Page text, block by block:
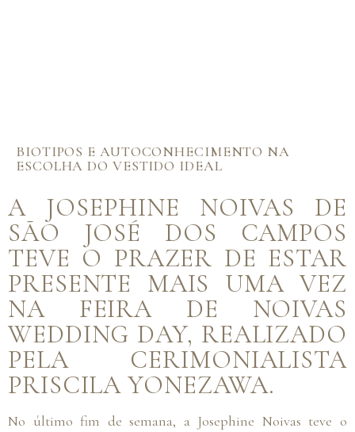
A JOSEPHINE NOIVAS DE
SÃO JOSÉ DOS CAMPOS
TEVE O PRAZER DE ESTAR
PRESENTE MAIS UMA VEZ
NA FEIRA DE NOIVAS
WEDDING DAY, REALIZADO
PELA CERIMONIALISTA
PRISCILA YONEZAWA.
No último fim de semana, a Josephine Noivas teve o
BIOTIPOS E AUTOCONHECIMENTO NA
ESCOLHA DO VESTIDO IDEAL